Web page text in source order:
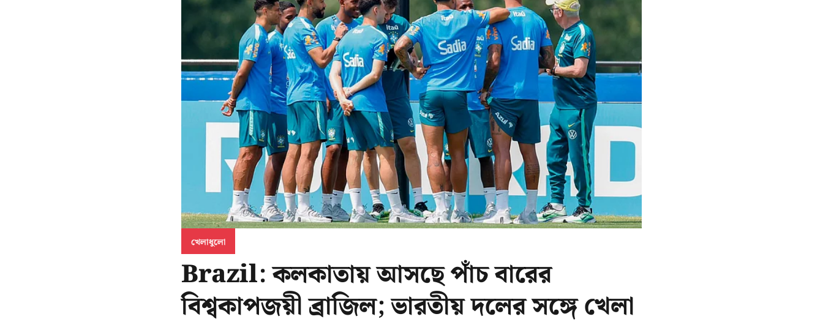
খেলাধুলো
Brazil: কলকাতায় আসছে পাঁচ বারের
বিশ্বকাপজয়ী ব্রাজিল; ভারতীয় দলের সঙ্গে খেলা